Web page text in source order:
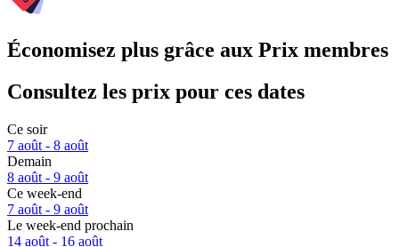
Économisez plus grâce aux Prix membres
Consultez les prix pour ces dates
Ce soir
7 août - 8 août
Demain
8 août - 9 août
Ce week-end
7 août - 9 août
Le week-end prochain
14 août - 16 août